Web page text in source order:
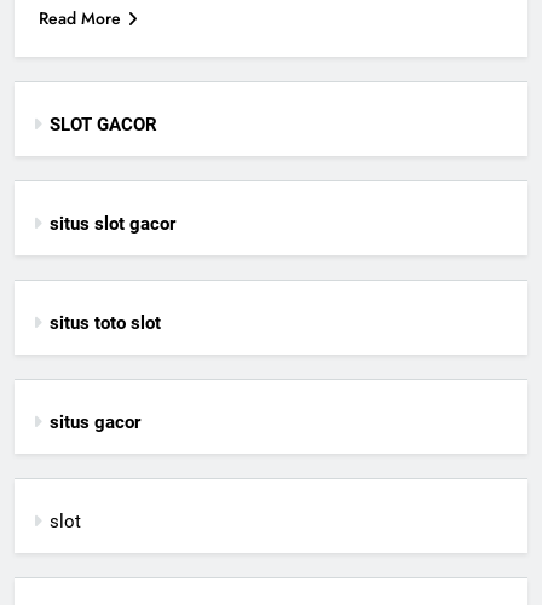
Read More
SLOT GACOR
situs slot gacor
situs toto slot
situs gacor
slot